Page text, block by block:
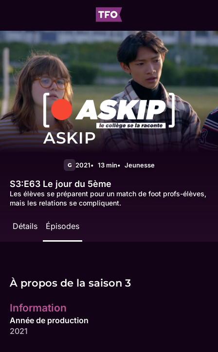
ASKIP
G 2021 13 min Jeunesse
S3:E63 Le jour du 5ème
Les élèves se préparent pour un match de foot profs-élèves,
mais les relations se compliquent.
Détails Épisodes
À propos de la saison 3
Information
Année de production
2021